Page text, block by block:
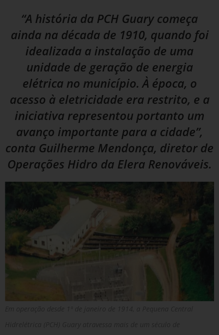
“A história da PCH Guary começa
ainda na década de 1910, quando foi
idealizada a instalação de uma
unidade de geração de energia
elétrica no município. À época, o
acesso à eletricidade era restrito, e a
iniciativa representou portanto um
avanço importante para a cidade”,
conta Guilherme Mendonça, diretor de
Operações Hidro da Elera Renováveis.